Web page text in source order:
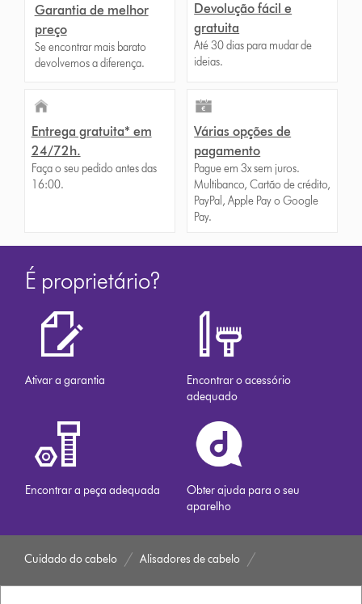
Garantia de melhor
preço
Se encontrar mais barato
devolvemos a diferença.
Devolução fácil e
gratuita
Até 30 dias para mudar de
ideias.
Entrega gratuita* em
24/72h.
Faça o seu pedido antes das
16:00.
Várias opções de
pagamento
Pague em 3x sem juros.
Multibanco, Cartão de crédito,
PayPal, Apple Pay o Google
Pay.
É proprietário?
Ativar a garantia
Encontrar o acessório
adequado
Encontrar a peça adequada
Obter ajuda para o seu
aparelho
Cuidado do cabelo Alisadores de cabelo